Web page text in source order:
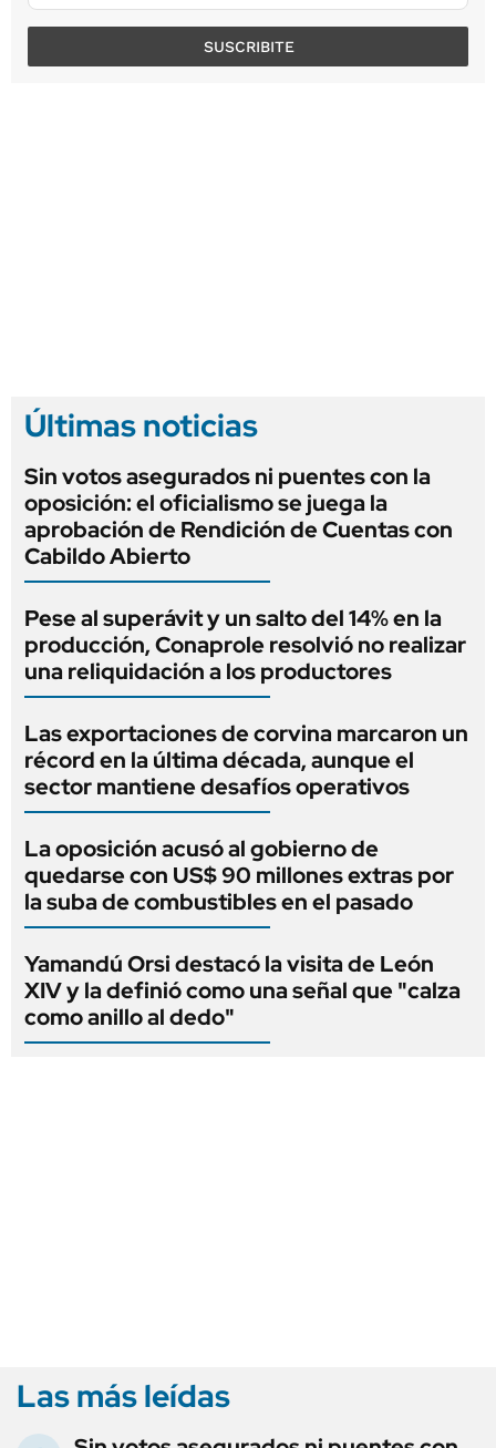
SUSCRIBITE
Últimas noticias
Sin votos asegurados ni puentes con la
oposición: el oficialismo se juega la
aprobación de Rendición de Cuentas con
Cabildo Abierto
Pese al superávit y un salto del 14% en la
producción, Conaprole resolvió no realizar
una reliquidación a los productores
Las exportaciones de corvina marcaron un
récord en la última década, aunque el
sector mantiene desafíos operativos
La oposición acusó al gobierno de
quedarse con US$ 90 millones extras por
la suba de combustibles en el pasado
Yamandú Orsi destacó la visita de León
XIV y la definió como una señal que "calza
como anillo al dedo"
Las más leídas